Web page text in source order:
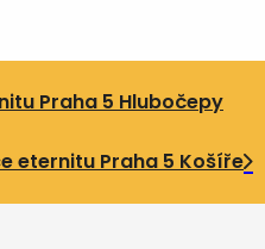
Praha 5 Hlubočepy
eternitu Praha 5 Košíře